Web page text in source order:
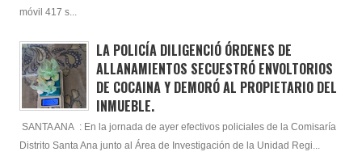
móvil 417 s...
LA POLICÍA DILIGENCIÓ ÓRDENES DE
ALLANAMIENTOS SECUESTRÓ ENVOLTORIOS
DE COCAINA Y DEMORÓ AL PROPIETARIO DEL
INMUEBLE.
SANTA ANA : En la jornada de ayer efectivos policiales de la Comisaría
Distrito Santa Ana junto al Área de Investigación de la Unidad Regi...